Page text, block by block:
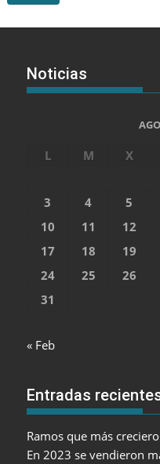
Noticias
L M X
3
4 5
10
11 12
17
18 19
24
25 26
31
« Feb
Entradas
Ramos que más
En 2023 se vendieron